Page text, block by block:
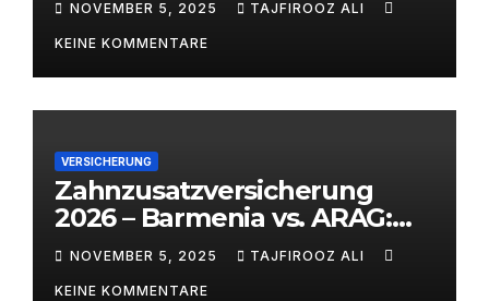
NOVEMBER 5, 2025 TAJFIROOZ ALI
KEINE KOMMENTARE
VERSICHERUNG
Zahnzusatzversicherung
2026 – Barmenia vs. ARAG:
Welcher Anbieter lohnt sich
wirklich?
NOVEMBER 5, 2025 TAJFIROOZ ALI
KEINE KOMMENTARE